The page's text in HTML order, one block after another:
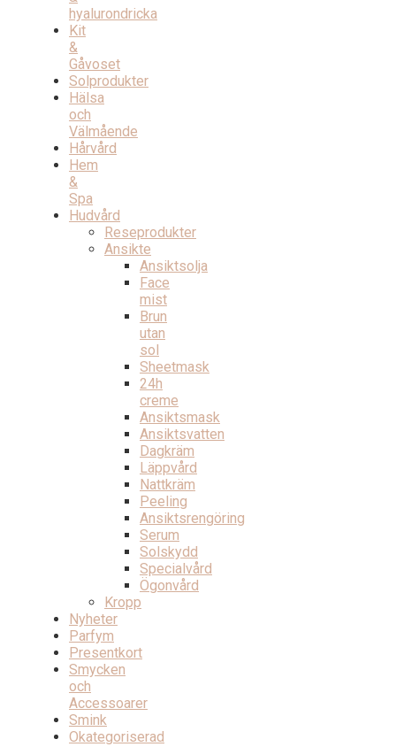
hyalurondricka
Kit
&
Gåvoset
Solprodukter
Hälsa
och
Välmående
Hårvård
Hem
&
Spa
Hudvård
Reseprodukter
Ansikte
Ansiktsolja
Face
mist
Brun
utan
sol
Sheetmask
24h
creme
Ansiktsmask
Ansiktsvatten
Dagkräm
Läppvård
Nattkräm
Peeling
Ansiktsrengöring
Serum
Solskydd
Specialvård
Ögonvård
Kropp
Nyheter
Parfym
Presentkort
Smycken
och
Accessoarer
Smink
Okategoriserad